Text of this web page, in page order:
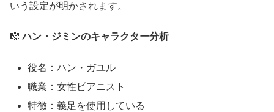
いう設定が明かされます。
🎼ハン・ジミンのキャラクター分析
役名：ハン・ガユル
職業：女性ピアニスト
特徴：義足を使用している